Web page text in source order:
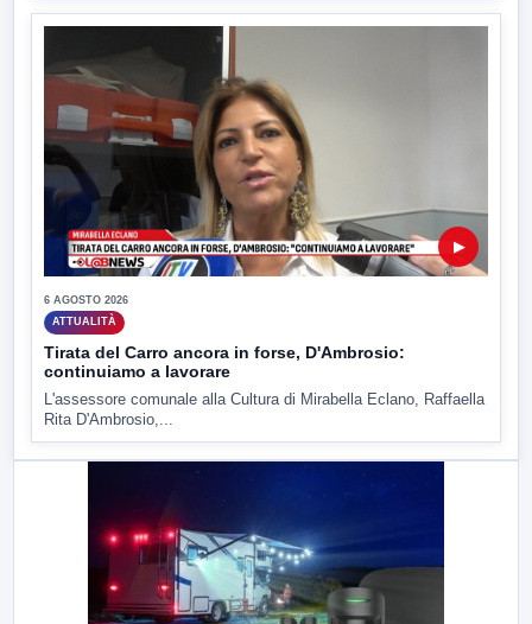
▶
6 AGOSTO 2026
ATTUALITÀ
Tirata del Carro ancora in forse, D'Ambrosio:
continuiamo a lavorare
L'assessore comunale alla Cultura di Mirabella Eclano, Raffaella
Rita D'Ambrosio,...